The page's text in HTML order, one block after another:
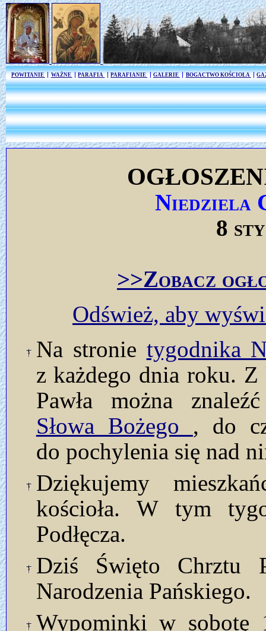
POWITANIE WAŻNE PARAFIA PARAFIANIE GALERIE BOGACTWO KOŚCIOŁA
Niedziela
8
>>Zobacz
Odśwież, aby
Na stronie tygodnika
z każdego dnia roku. Z
Pawła można
Słowa Bożego , do
do pochylenia się nad
Dziękujemy
kościoła. W tym
Podłęcza.
Dziś Święto Chrztu
Narodzenia Pańskiego.
Wypominki w